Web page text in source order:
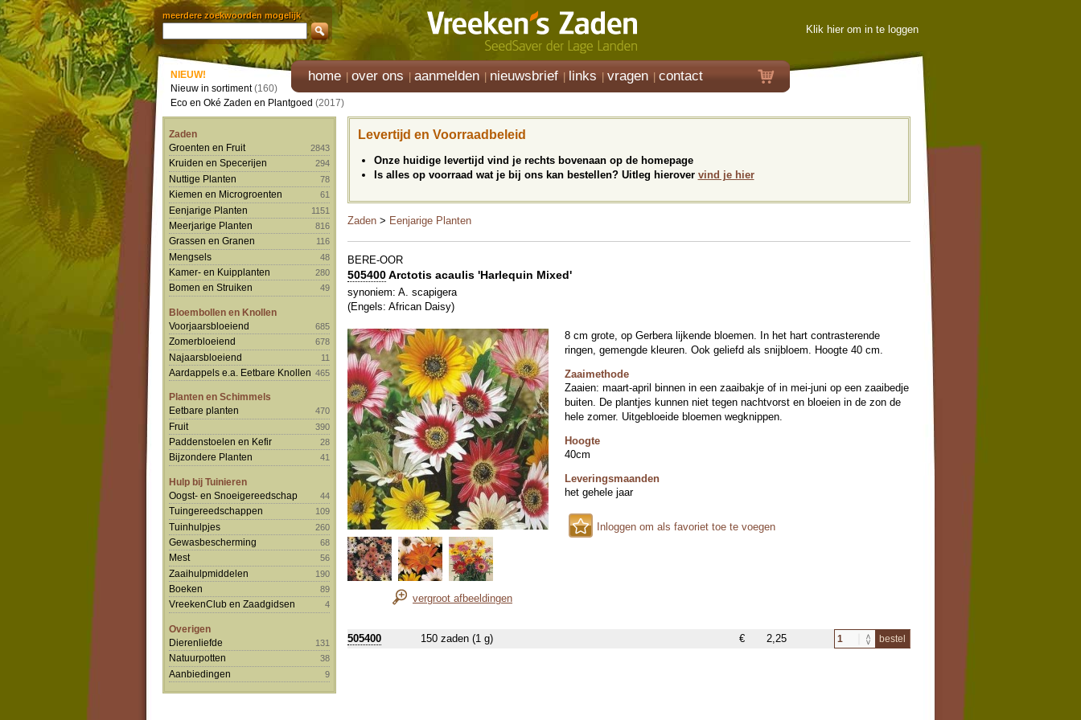
meerdere zoekwoorden mogelijk
Klik hier om in te loggen
home over ons aanmelden nieuwsbrief links vragen contact
NIEUW!
Nieuw in sortiment(160)
Eco en Oké Zaden en Plantgoed (2017)
Zaden
Groenten en Fruit
2843
Kruiden en Specerijen 294
Nuttige Planten 78
Kiemen en Microgroenten 61
Eenjarige Planten 1151
Meerjarige Planten 816
Grassen en Granen 116
Mengsels 48
Kamer- en Kuipplanten 280
Bomen en Struiken 49
Bloembollen en Knollen
Voorjaarsbloeiend
685
Zomerbloeiend 678
Najaarsbloeiend 11
Aardappels e.a. Eetbare Knollen 465
Planten en Schimmels
Eetbare planten
470
Fruit 390
Paddenstoelen en Kefir 28
Bijzondere Planten 41
Hulp bij Tuinieren
Oogst- en Snoeigereedschap
44
Tuingereedschappen 109
Tuinhulpjes 260
Gewasbescherming 68
Mest 56
Zaaihulpmiddelen 190
Boeken 89
VreekenClub en Zaadgidsen 4
Overigen
Dierenliefde
131
Natuurpotten 38
Aanbiedingen 9
Levertijd en Voorraadbeleid
Onze huidige levertijd vind je rechts bovenaan op de homepage
Is alles op voorraad wat je bij ons kan bestellen? Uitleg hierover vind je hier
Zaden > Eenjarige Planten
BERE-OOR
505400Arctotis acaulis 'Harlequin Mixed'
synoniem: A. scapigera
(Engels: African Daisy)
vergroot afbeeldingen
8 cm grote, op Gerbera lijkende bloemen. In het hart contrasterende
ringen, gemengde kleuren. Ook geliefd als snijbloem. Hoogte 40 cm.
Zaaimethode
Zaaien: maart-april binnen in een zaaibakje of in mei-juni op een zaaibedje
buiten. De plantjes kunnen niet tegen nachtvorst en bloeien in de zon de
hele zomer. Uitgebloeide bloemen wegknippen.
Hoogte
40cm
Leveringsmaanden
het gehele jaar
Inloggen om als favoriet toe te voegen
505400 150 zaden (1 g) € 2,25 bestel